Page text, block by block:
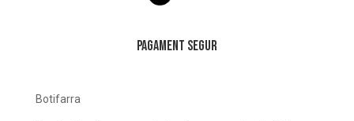
Pagament Segur
Botifarra